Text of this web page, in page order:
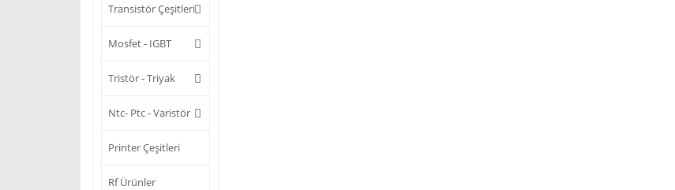
Transistör Çeşitleri
Mosfet - IGBT
Tristör - Triyak
Ntc- Ptc - Varistör
Printer Çeşitleri
Rf Ürünler